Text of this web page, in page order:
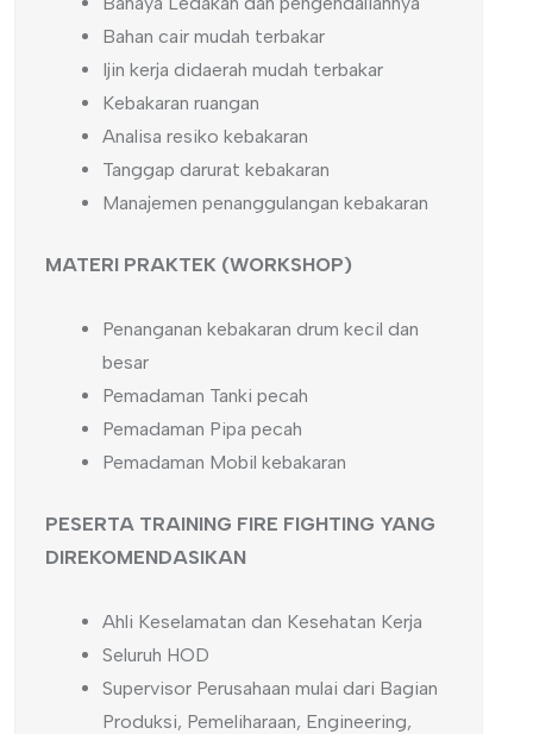
Bahan cair mudah terbakar
Ijin kerja didaerah mudah terbakar
Kebakaran ruangan
Analisa resiko kebakaran
Tanggap darurat kebakaran
Manajemen penanggulangan kebakaran
MATERI PRAKTEK (WORKSHOP)
Penanganan kebakaran drum kecil dan
besar
Pemadaman Tanki pecah
Pemadaman Pipa pecah
Pemadaman Mobil kebakaran
PESERTA TRAINING FIRE FIGHTING YANG
DIREKOMENDASIKAN
Ahli Keselamatan dan Kesehatan Kerja
Seluruh HOD
Supervisor Perusahaan mulai dari Bagian
Produksi, Pemeliharaan, Engineering,